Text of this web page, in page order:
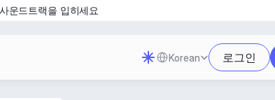
운드트랙을 입히세요
Select Language
Korean 로그인